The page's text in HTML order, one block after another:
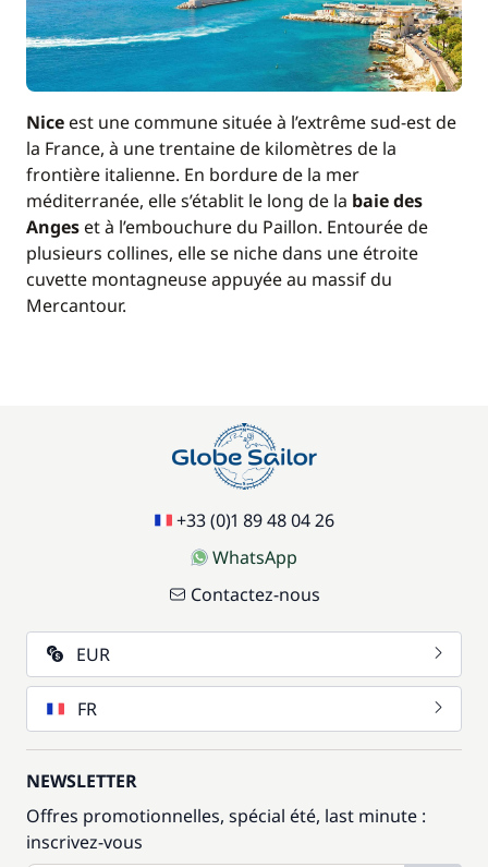
Nice est une commune située à l’extrême sud-est de
la France, à une trentaine de kilomètres de la
frontière italienne. En bordure de la mer
méditerranée, elle s’établit le long de la baie des
Anges et à l’embouchure du Paillon. Entourée de
plusieurs collines, elle se niche dans une étroite
cuvette montagneuse appuyée au massif du
Mercantour.
+33 (0)1 89 48 04 26
WhatsApp
Contactez-nous
EUR
FR
NEWSLETTER
Offres promotionnelles, spécial été, last minute :
inscrivez-vous